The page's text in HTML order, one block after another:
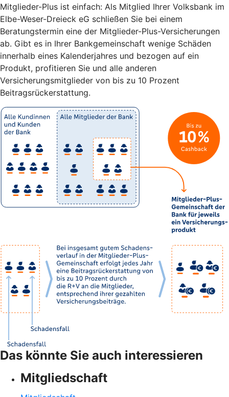
Mitglieder-Plus ist einfach: Als Mitglied Ihrer Volksbank im
Elbe-Weser-Dreieck eG schließen Sie bei einem
Beratungstermin eine der Mitglieder-Plus-Versicherungen
ab. Gibt es in Ihrer Bankgemeinschaft wenige Schäden
innerhalb eines Kalenderjahres und bezogen auf ein
Produkt, profitieren Sie und alle anderen
Versicherungsmitglieder von bis zu 10 Prozent
Beitragsrückerstattung.
Das könnte Sie auch interessieren
Mitgliedschaft